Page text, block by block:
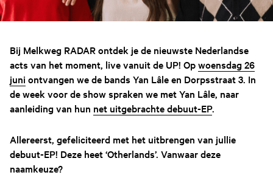
Bij Melkweg RADAR ontdek je de nieuwste Nederlandse
acts van het moment, live vanuit de UP! Opwoensdag 26
juni ontvangen we de bands Yan Lâle en Dorpsstraat 3. In
de week voor de show spraken we met Yan Lâle, naar
aanleiding van hun net uitgebrachte debuut-EP.
Allereerst, gefeliciteerd met het uitbrengen van jullie
debuut-EP! Deze heet ‘Otherlands’. Vanwaar deze
naamkeuze?